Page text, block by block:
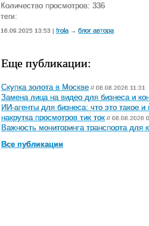
Количество просмотров: 336
теги:
16.09.2025 13:53 | frola → блог автора
Еще публикации:
Скупка золота в Москве // 08.08.2026 11:31
Замена лица на видео для бизнеса и
ИИ-агенты для бизнеса: что это такое
накрутка просмотров тик ток // 08.08.2026
Важность мониторинга транспорта для
Все публикации